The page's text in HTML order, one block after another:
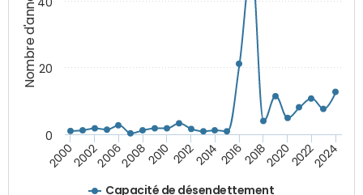
Nombre d'années
Capacité de désendettement
20002002200620082010 2012201420162018202020222024
0
20